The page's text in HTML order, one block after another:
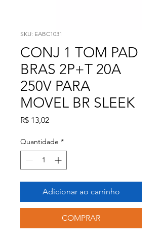
SKU: EABC1031
CONJ 1 TOM PAD
BRAS 2P+T 20A
250V PARA
MOVEL BR SLEEK
R$ 13,02Preço
Quantidade *
Adicionar ao carrinho
COMPRAR